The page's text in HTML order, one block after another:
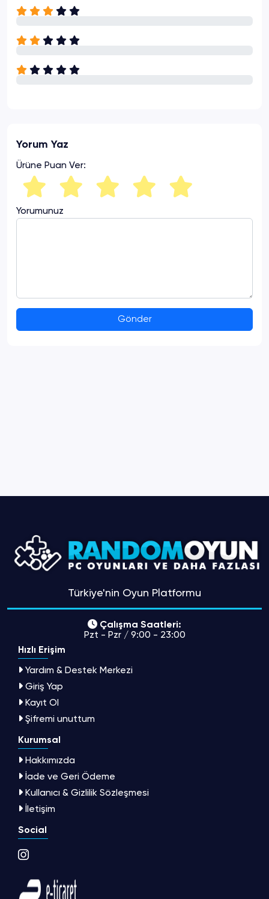
Yorum Yaz
Ürüne Puan Ver:
Yorumunuz
Gönder
Türkiye'nin Oyun Platformu
Çalışma Saatleri:
Pzt - Pzr / 9:00 - 23:00
Hızlı Erişim
Yardım & Destek Merkezi
Giriş Yap
Kayıt Ol
Şifremi unuttum
Kurumsal
Hakkımızda
İade ve Geri Ödeme
Kullanıcı & Gizlilik Sözleşmesi
İletişim
Social